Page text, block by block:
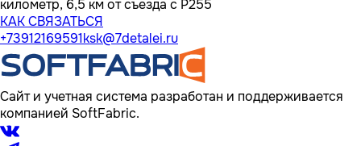
километр, 6,5 км от съезда с Р255
КАК СВЯЗАТЬСЯ
+73912169591ksk@7detalei.ru
Сайт и учетная система разработан и поддерживается
компанией SoftFabric.